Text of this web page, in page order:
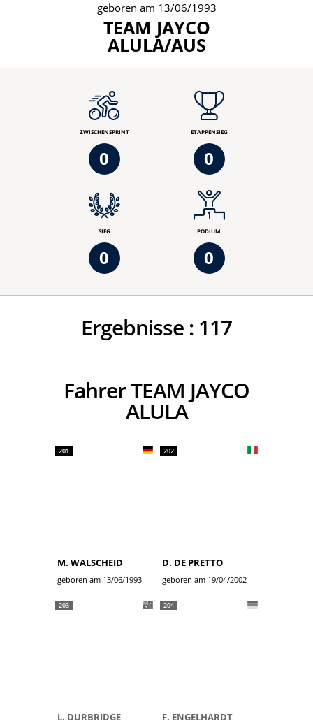
geboren am 13/06/1993
TEAM JAYCO
ALULA/AUS
ZWISCHENSPRINT
0
ETAPPENSIEG
0
SIEG
0
PODIUM
0
Ergebnisse : 117
Fahrer TEAM JAYCO
ALULA
201
M. WALSCHEID
geboren am 13/06/1993
202
D. DE PRETTO
geboren am 19/04/2002
203
L. DURBRIDGE
204
F. ENGELHARDT